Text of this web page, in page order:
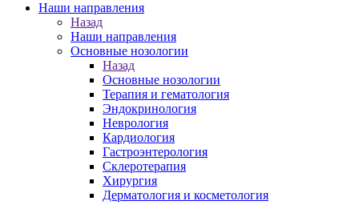
Наши направления
Назад
Наши направления
Основные нозологии
Назад
Основные нозологии
Терапия и гематология
Эндокринология
Неврология
Кардиология
Гастроэнтерология
Склеротерапия
Хирургия
Дерматология и косметология